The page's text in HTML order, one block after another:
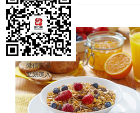
合
孩
子
的
微信扫描
立刻加入